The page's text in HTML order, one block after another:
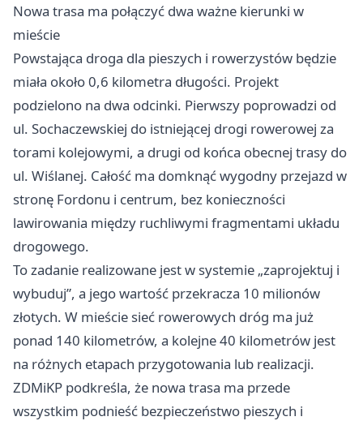
Nowa trasa ma połączyć dwa ważne kierunki w
mieście
Powstająca droga dla pieszych i rowerzystów będzie
miała około 0,6 kilometra długości. Projekt
podzielono na dwa odcinki. Pierwszy poprowadzi od
ul. Sochaczewskiej do istniejącej drogi rowerowej za
torami kolejowymi, a drugi od końca obecnej trasy do
ul. Wiślanej. Całość ma domknąć wygodny przejazd w
stronę Fordonu i centrum, bez konieczności
lawirowania między ruchliwymi fragmentami układu
drogowego.
To zadanie realizowane jest w systemie „zaprojektuj i
wybuduj”, a jego wartość przekracza 10 milionów
złotych. W mieście sieć rowerowych dróg ma już
ponad 140 kilometrów, a kolejne 40 kilometrów jest
na różnych etapach przygotowania lub realizacji.
ZDMiKP podkreśla, że nowa trasa ma przede
wszystkim podnieść bezpieczeństwo pieszych i